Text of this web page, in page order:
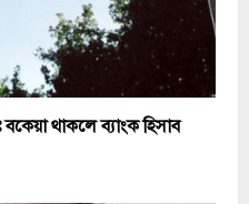
থাকলে ব্যাংক হিসাব